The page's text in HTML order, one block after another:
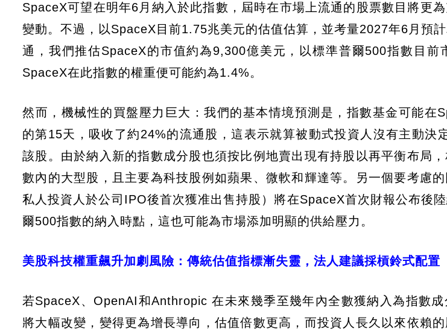
SpaceX可望在明年6月納入於此指數，屆時在市場上流通的股票數目將更
變動。不過，以SpaceX目前1.75兆美元的估值估算，並考量2027年6月預
通，我們推估SpaceX的市值約為9,300億美元，以標準普爾500指數目前
SpaceX在此指數的權重便可能約為1.4%。
然而，機械性的買盤壓力巨大：我們的基本情境預測是，指數基金可能在
的第15天，吸收了約24%的流通股，這表示就算被動式投資人沒有主動決
該股。由於納入新的指數成分股也須按比例地賣出現有持股以再平衡布局
數內的大型股，且主要為科技股例如蘋果、微軟和輝達等。另一個要考慮
私人投資人於公司IPO後首次獲准出售持股）將在SpaceX首次財報公布後
爾500指數的納入時點，這也可能為市場添加明顯的供給壓力。
美股科技權重飆升加劇風險：傳統估值指標漸失靈，法人建議採槓鈴式配置
若SpaceX、OpenAI和Anthropic 在未來幾季至幾年內全數獲納入為指數
將大幅改變，變得更為增長導向，估值倍數更高，而投資人長久以來依賴